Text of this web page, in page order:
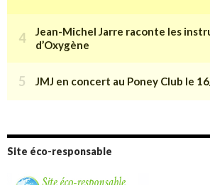
Site éco-responsable